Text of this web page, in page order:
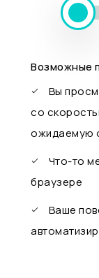
Возможные
Вы
со
ожидаемую
Что-то
браузере
Ваше